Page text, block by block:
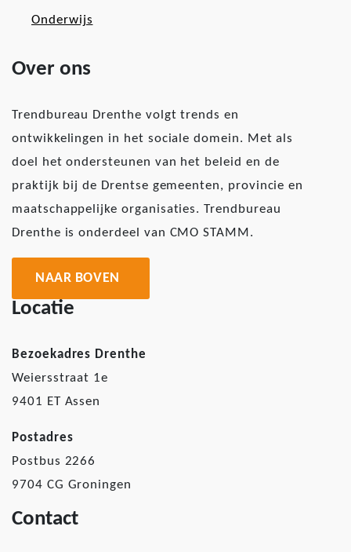
Onderwijs
Over ons
Trendbureau Drenthe volgt trends en
ontwikkelingen in het sociale domein. Met als
doel het ondersteunen van het beleid en de
praktijk bij de Drentse gemeenten, provincie en
maatschappelijke organisaties. Trendbureau
Drenthe is onderdeel van CMO STAMM.
NAAR BOVEN
Locatie
Bezoekadres Drenthe
Weiersstraat 1e
9401 ET Assen
Postadres
Postbus 2266
9704 CG Groningen
Contact